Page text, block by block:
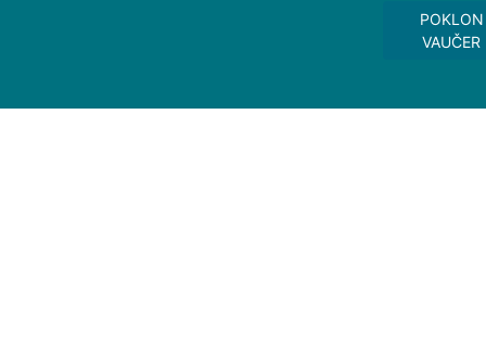
POKLON
VAUČER